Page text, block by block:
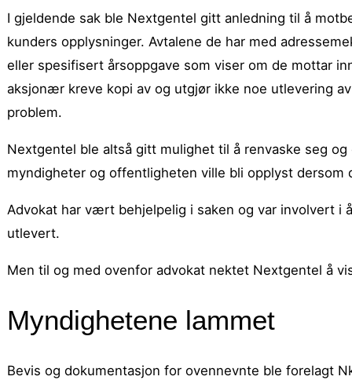
I gjeldende sak ble Nextgentel gitt anledning til å
kunders opplysninger. Avtalene de har med
eller spesifisert årsoppgave som viser om de mottar
aksjonær kreve kopi av og utgjør ikke noe utlevering
problem.
Nextgentel ble altså gitt mulighet til å renvaske seg
myndigheter og offentligheten ville bli opplyst
Advokat har vært behjelpelig i saken og var involvert i
utlevert.
Men til og med ovenfor advokat nektet Nextgentel å
Myndighetene lammet
Bevis og dokumentasjon for ovennevnte ble forelagt